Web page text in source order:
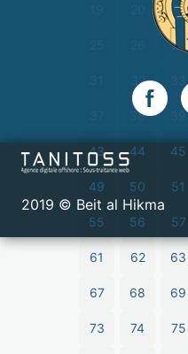
21
27
32
38 39
43 44 45
49 50 51
55 56 57
61 62 63
67 68 69
73 74 75
2019 © Beit al Hikma